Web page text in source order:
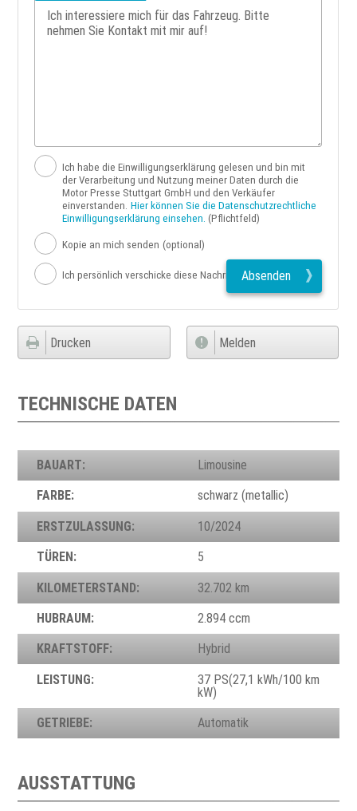
Ich habe die Einwilligungserklärung gelesen und bin mit
der Verarbeitung und Nutzung meiner Daten durch die
Motor Presse Stuttgart GmbH und den Verkäufer
einverstanden. Hier können Sie die Datenschutzrechtliche
Einwilligungserklärung einsehen. (Pflichtfeld)
Kopie an mich senden (optional)
Ich persönlich verschicke diese Nachricht Absenden
Drucken Melden
TECHNISCHE DATEN
BAUART: Limousine
FARBE: schwarz (metallic)
ERSTZULASSUNG: 10/2024
TÜREN: 5
KILOMETERSTAND: 32.702 km
HUBRAUM: 2.894 ccm
KRAFTSTOFF: Hybrid
LEISTUNG:
37 PS(27,1 kWh/100 km
kW)
GETRIEBE: Automatik
AUSSTATTUNG